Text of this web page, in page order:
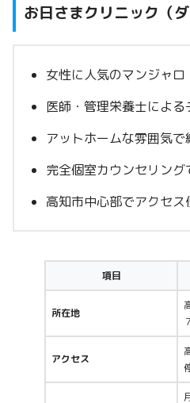
お日さまクリニック（
女性に人気のマンジャ
医師・管理栄養士によ
アットホームな雰囲気で
完全個室カウンセリング
高知市中心部でアクセス
項目
所在地
アクセス